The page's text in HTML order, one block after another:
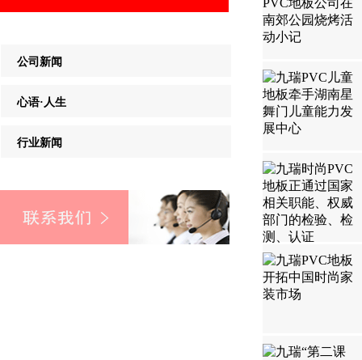
公司新闻
心语·人生
行业新闻